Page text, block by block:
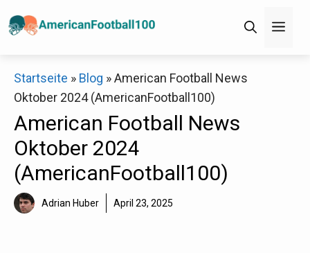
Inhalt
Startseite » Blog »American Football News
Oktober 2024 (AmericanFootball100)
American Football News
Oktober 2024
(AmericanFootball100)
Adrian Huber April 23, 2025
Decathlon Sale
Schaue dir jetzt die meistverkauften Produkte im
Sale bei Decathlon an!
Jetzt anschauen